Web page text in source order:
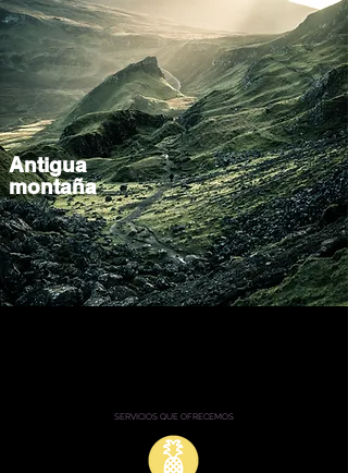
Antigua
montaña
SERVICIOS QUE OFRECEMOS